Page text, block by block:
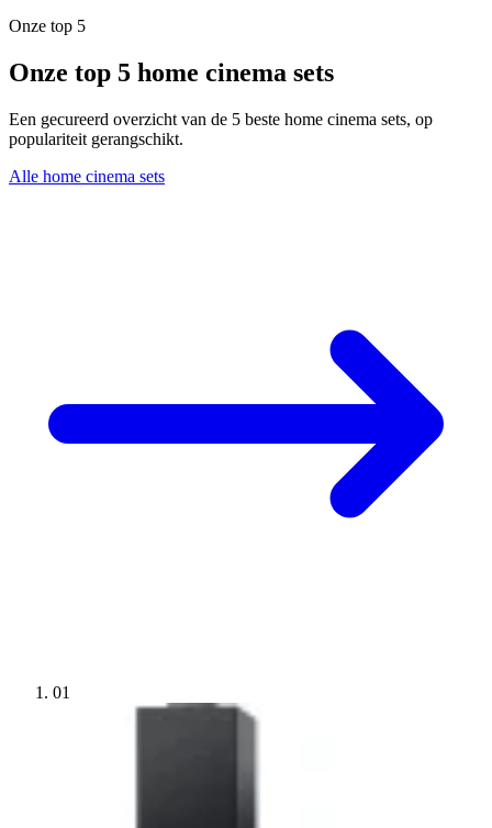
Onze top 5
Onze top 5 home cinema sets
Een gecureerd overzicht van de 5 beste home cinema sets, op
populariteit gerangschikt.
Alle home cinema sets
01